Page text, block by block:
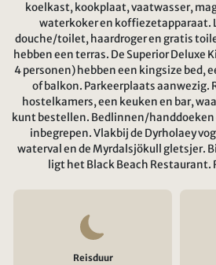
koelkast, kookplaat, vaatwasser,
waterkoker en koffiezetapparaat.
douche/toilet, haardroger en gratis
hebben een terras. De Superior Deluxe
4 personen) hebben een kingsize bed,
of balkon. Parkeerplaats aanwezig.
hostelkamers, een keuken en bar,
kunt bestellen. Bedlinnen/
inbegrepen. Vlakbij de Dyrholaey
waterval en de Myrdalsjökull gletsjer.
ligt het Black Beach Restaurant.
Reisduur